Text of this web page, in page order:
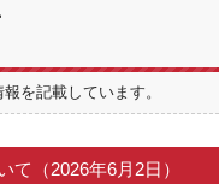
を記載しています。
（2026年6月2日）